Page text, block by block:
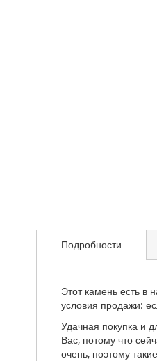
Подробности
Этот камень есть в
условия продажи:
Удачная покупка и
Вас, потому что
очень, поэтому